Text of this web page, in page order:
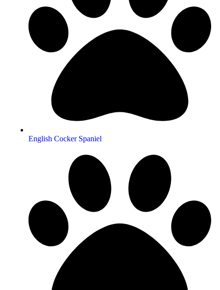
English Cocker Spaniel